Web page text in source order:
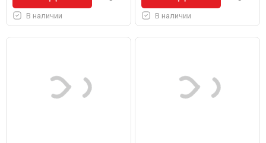
В наличии В наличии